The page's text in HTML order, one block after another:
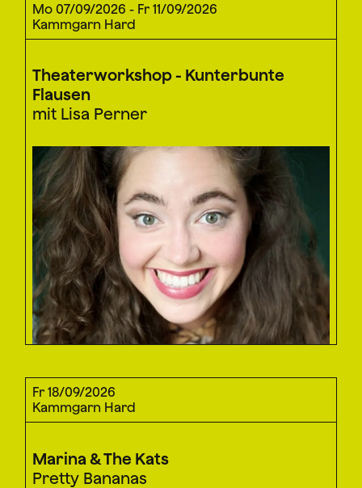
Mo 07/09/2026 - Fr 11/09/2026
Kammgarn Hard
Theaterworkshop - Kunterbunte
Flausen
mit Lisa Perner
Fr 18/09/2026
Kammgarn Hard
Marina & The Kats
Pretty Bananas